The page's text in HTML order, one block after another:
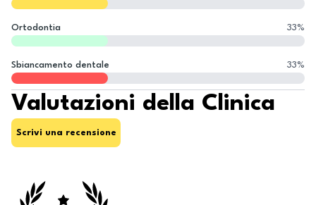
Ortodontia 33%
Sbiancamento dentale 33%
Valutazioni della Clinica
Scrivi una recensione